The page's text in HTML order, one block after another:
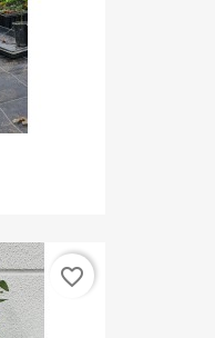
favorite_border